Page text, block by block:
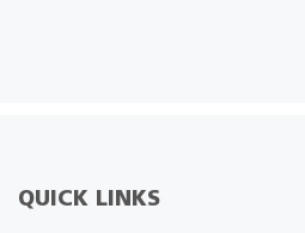
QUICK LINKS